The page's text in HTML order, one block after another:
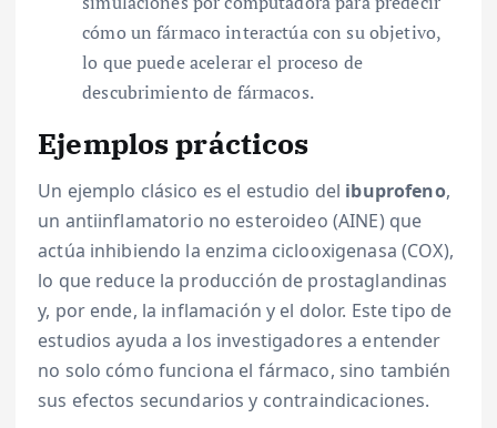
cómo un fármaco interactúa con su objetivo,
lo que puede acelerar el proceso de
descubrimiento de fármacos.
Ejemplos prácticos
Un ejemplo clásico es el estudio del ibuprofeno,
un antiinflamatorio no esteroideo (AINE) que
actúa inhibiendo la enzima ciclooxigenasa (COX),
lo que reduce la producción de prostaglandinas
y, por ende, la inflamación y el dolor. Este tipo de
estudios ayuda a los investigadores a entender
no solo cómo funciona el fármaco, sino también
sus efectos secundarios y contraindicaciones.